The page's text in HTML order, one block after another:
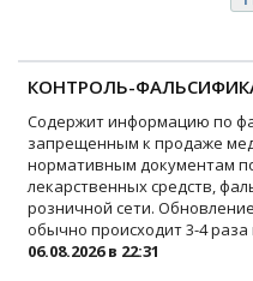
КОНТРОЛЬ-
Содержит информацию по
запрещенным к продаже
нормативным документам
лекарственных средств,
розничной сети.
обычно происходит 3-4
06.08.2026 в 22:31